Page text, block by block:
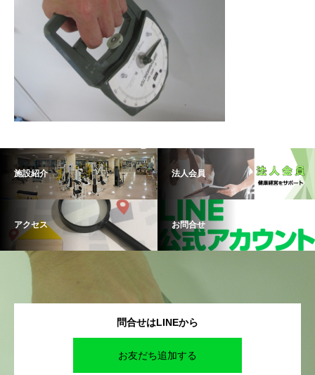
施設紹介 法人会員
アクセス お問合せ
問合せはLINEから
お友だち追加する